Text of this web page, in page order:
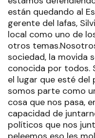
están quedando al
gerente del Iafas,
local como uno de
otros
sociedad, la movida
conocida por todos.
el lugar que esté
somos parte como
cosa que nos pasa,
capacidad de
políticos que nos